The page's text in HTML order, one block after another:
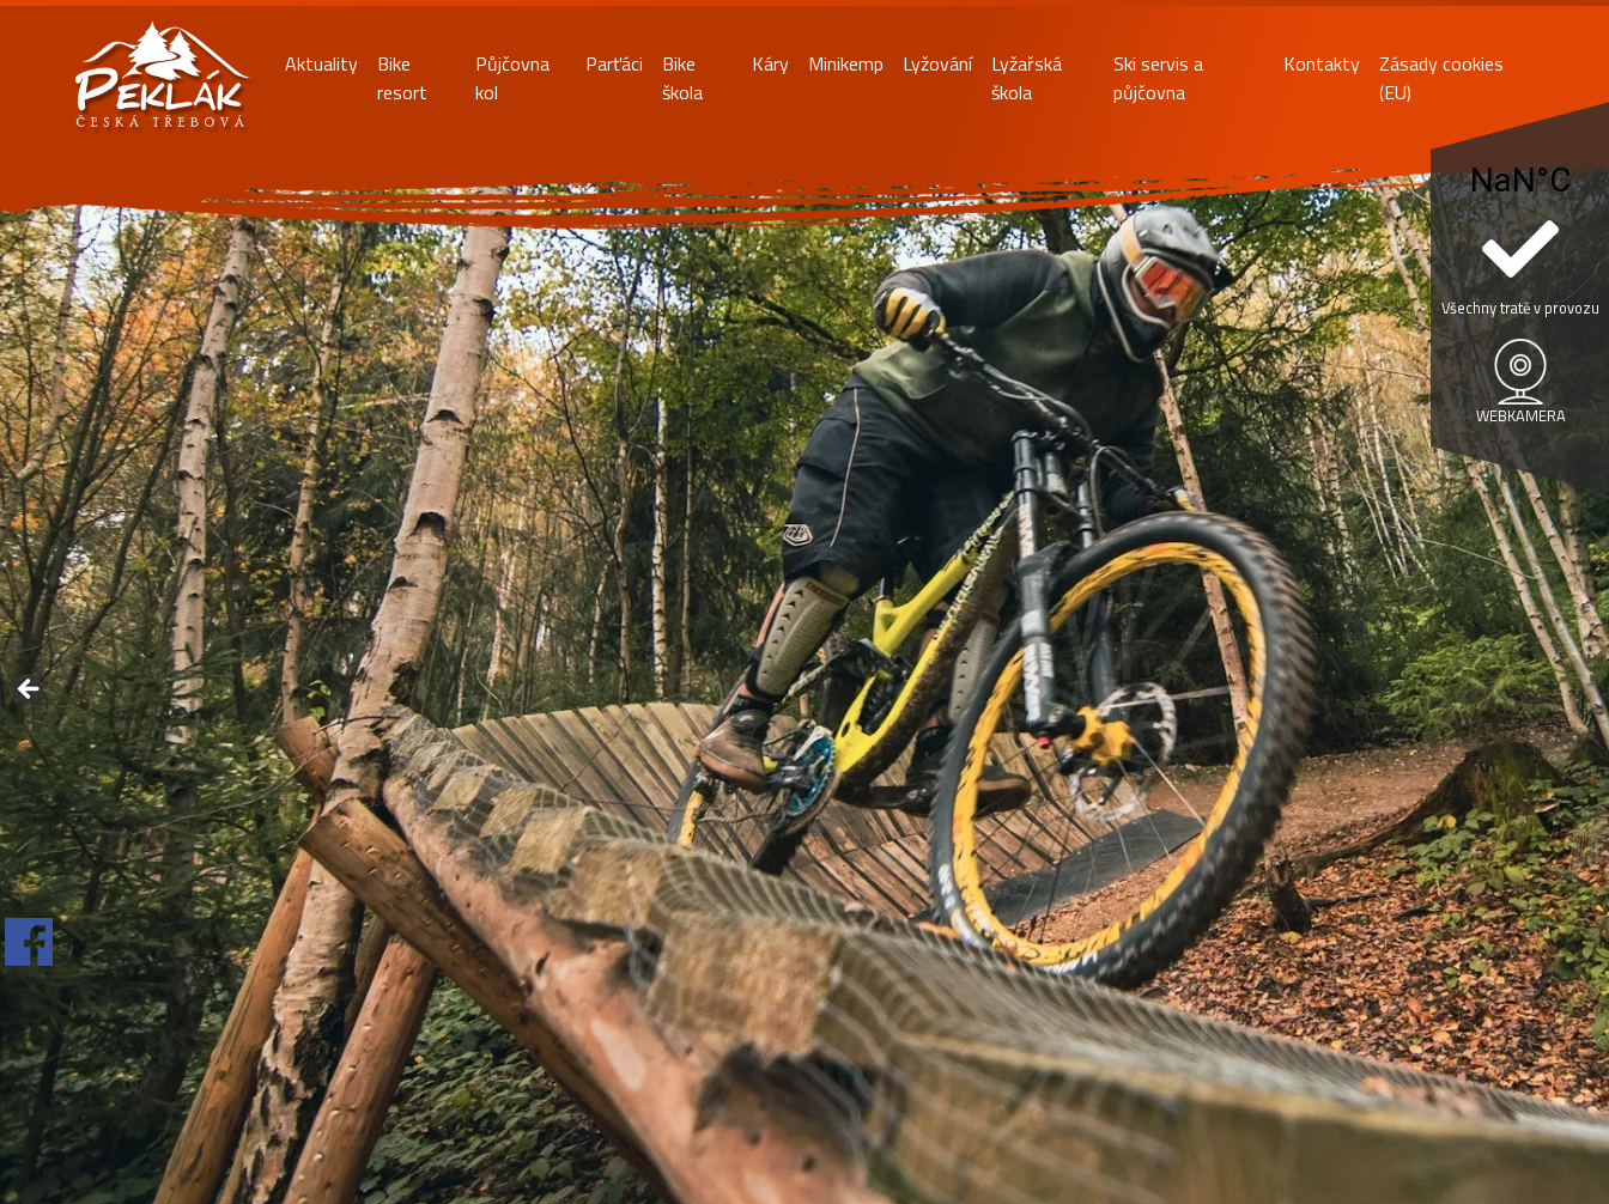
Aktuality
Bike
resort
Půjčovna
kol
Parťáci
Bike
škola
Káry Minikemp Lyžování
Lyžařská
škola
Ski servis a
půjčovna
Kontakty
Zásady cookies
(EU)
Všechny tratě v provozu
WEBKAMERA